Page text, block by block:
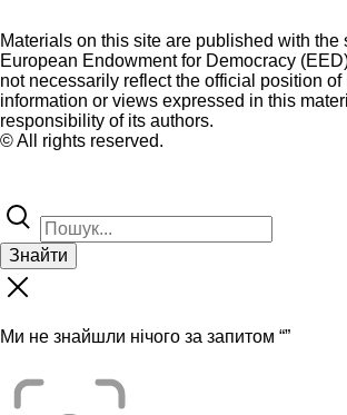
Materials on this site are published with the
European Endowment for Democracy
not necessarily reflect the official position of
information or views expressed in this
responsibility of its authors.
© All rights reserved.
Знайти
Ми не знайшли нічого за запитом “”